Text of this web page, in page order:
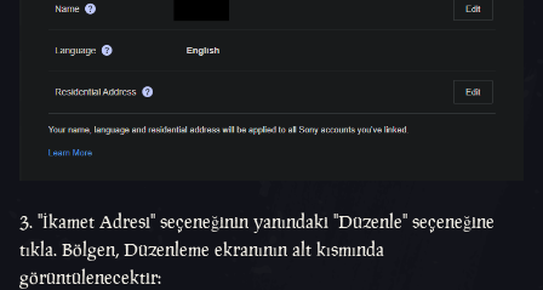
3. "İkamet Adresi" seçeneğinin yanındaki "Düzenle" seçeneğine
tıkla. Bölgen, Düzenleme ekranının alt kısmında
görüntülenecektir: